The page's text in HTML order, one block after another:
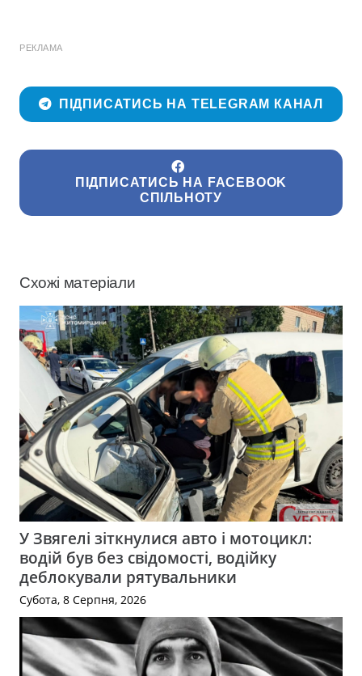
РЕКЛАМА
ПІДПИСАТИСЬ НА TELEGRAM КАНАЛ
ПІДПИСАТИСЬ НА FACEBOOK
СПІЛЬНОТУ
Схожі матеріали
У Звягелі зіткнулися авто і мотоцикл:
водій був без свідомості, водійку
деблокували рятувальники
Субота, 8 Серпня, 2026